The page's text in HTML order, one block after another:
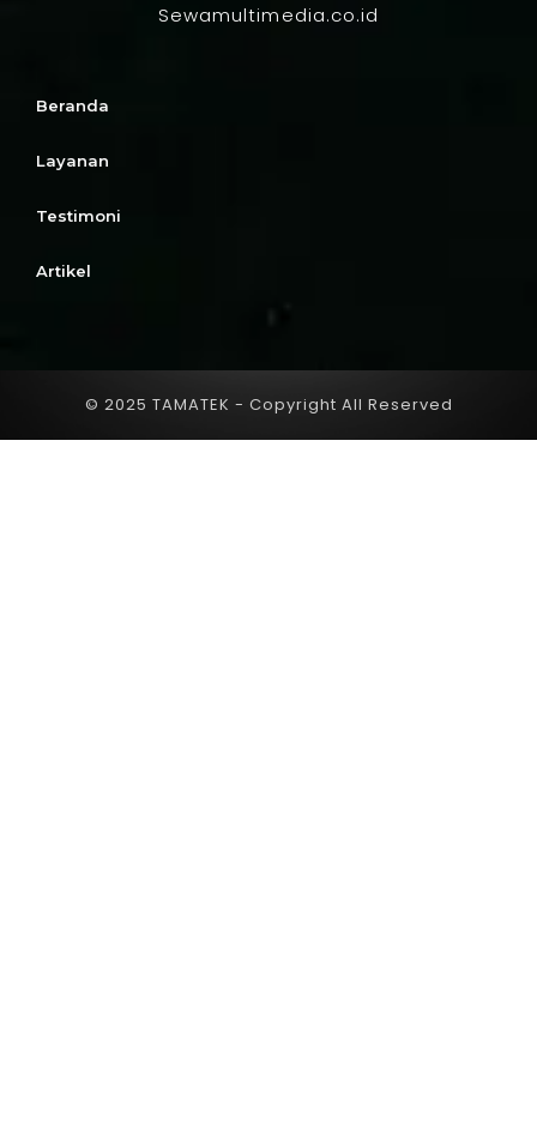
Sewamultimedia.co.id
Beranda
Layanan
Testimoni
Artikel
© 2025 TAMATEK - Copyright All Reserved